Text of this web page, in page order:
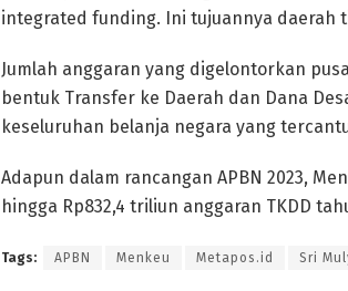
integrated funding. Ini tujuannya daerah
Jumlah anggaran yang digelontorkan
bentuk Transfer ke Daerah dan Dana
keseluruhan belanja negara yang
Adapun dalam rancangan APBN 2023,
hingga Rp832,4 triliun anggaran TKDD
Tags: APBN Menkeu Metapos.id Sri